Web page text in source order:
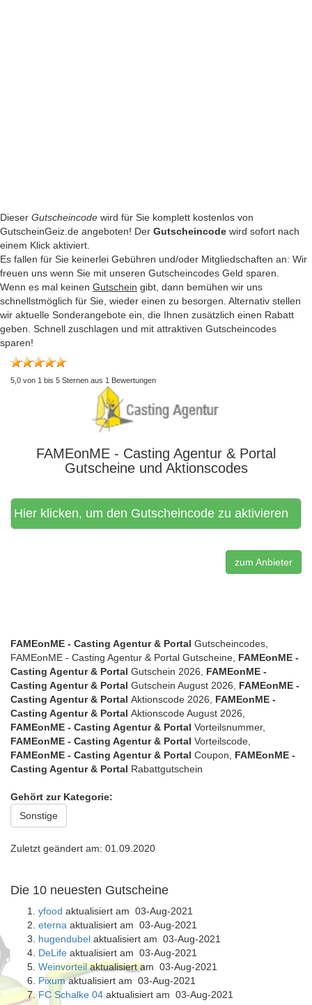
Dieser Gutscheincode wird für Sie komplett kostenlos von
GutscheinGeiz.de angeboten! Der Gutscheincode wird sofort nach
einem Klick aktiviert.
Es fallen für Sie keinerlei Gebühren und/oder Mitgliedschaften an: Wir
freuen uns wenn Sie mit unseren Gutscheincodes Geld sparen.
Wenn es mal keinen Gutschein gibt, dann bemühen wir uns
schnellstmöglich für Sie, wieder einen zu besorgen. Alternativ stellen
wir aktuelle Sonderangebote ein, die Ihnen zusätzlich einen Rabatt
geben. Schnell zuschlagen und mit attraktiven Gutscheincodes
sparen!
5,0 von 1 bis 5 Sternen aus 1 Bewertungen
FAMEonME - Casting Agentur & Portal
Gutscheine und Aktionscodes
Hier klicken, um den Gutscheincode zu aktivieren
zum Anbieter
FAMEonME - Casting Agentur & Portal Gutscheincodes,
FAMEonME - Casting Agentur & Portal Gutscheine, FAMEonME -
Casting Agentur & Portal Gutschein 2026, FAMEonME -
Casting Agentur & Portal Gutschein August 2026, FAMEonME -
Casting Agentur & Portal Aktionscode 2026, FAMEonME -
Casting Agentur & Portal Aktionscode August 2026,
FAMEonME - Casting Agentur & Portal Vorteilsnummer,
FAMEonME - Casting Agentur & Portal Vorteilscode,
FAMEonME - Casting Agentur & Portal Coupon, FAMEonME -
Casting Agentur & Portal Rabattgutschein
Gehört zur Kategorie:
Sonstige
Zuletzt geändert am: 01.09.2020
Die 10 neuesten Gutscheine
yfood aktualisiert am 03-Aug-2021
eterna aktualisiert am 03-Aug-2021
hugendubel aktualisiert am 03-Aug-2021
DeLife aktualisiert am 03-Aug-2021
Weinvorteilaktualisiert am 03-Aug-2021
Pixumaktualisiert am 03-Aug-2021
FC Schalke 04 aktualisiert am 03-Aug-2021